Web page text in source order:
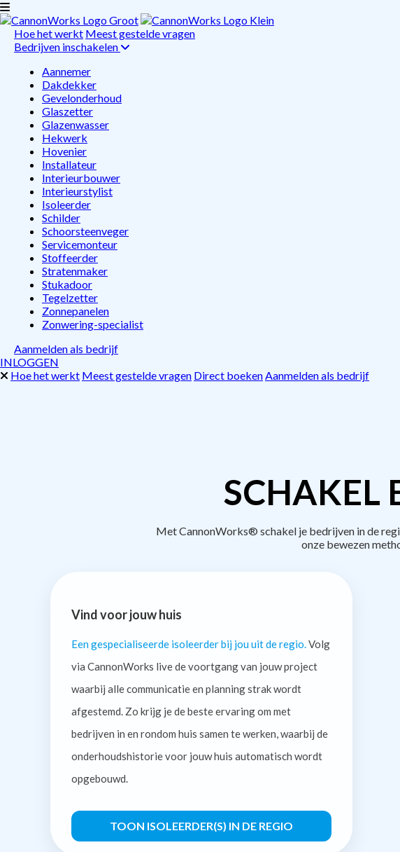
Hoe het werkt Meest gestelde vragen
Bedrijven inschakelen
Aannemer
Dakdekker
Gevelonderhoud
Glaszetter
Glazenwasser
Hekwerk
Hovenier
Installateur
Interieurbouwer
Interieurstylist
Isoleerder
Schilder
Schoorsteenveger
Servicemonteur
Stoffeerder
Stratenmaker
Stukadoor
Tegelzetter
Zonnepanelen
Zonwering-specialist
Aanmelden als bedrijf
INLOGGEN
Hoe het werkt Meest gestelde vragen Direct boekenAanmelden als bedrijf
SCHAKEL
Met CannonWorks® schakel je bedrijven in de
onze bewezen
Vind voor jouw huis
Een gespecialiseerde isoleerder bij jou uit de regio. Volg
via CannonWorks live de voortgang van jouw project
waarbij alle communicatie en planning strak wordt
afgestemd. Zo krijg je de beste ervaring om met
bedrijven in en rondom huis samen te werken, waarbij de
onderhoudshistorie voor jouw huis automatisch wordt
opgebouwd.
TOON ISOLEERDER(S) IN DE REGIO